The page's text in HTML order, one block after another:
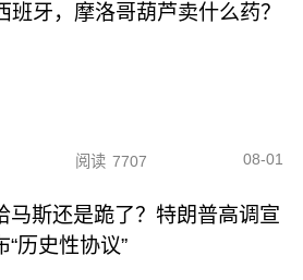
班牙，摩洛哥葫芦卖什么药？
阅读 7707 08-01
马斯还是跪了？特朗普高调宣
“历史性协议”